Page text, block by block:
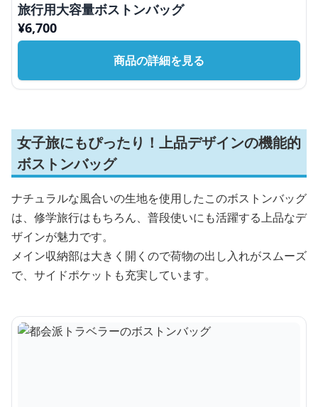
旅行用大容量ボストンバッグ
¥6,700
商品の詳細を見る
女子旅にもぴったり！上品デザインの機能的
ボストンバッグ
ナチュラルな風合いの生地を使用したこのボストンバッグ
は、修学旅行はもちろん、普段使いにも活躍する上品なデ
ザインが魅力です。
メイン収納部は大きく開くので荷物の出し入れがスムーズ
で、サイドポケットも充実しています。